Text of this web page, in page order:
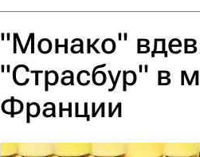
"Монако"
"Страсбур" в
Франции